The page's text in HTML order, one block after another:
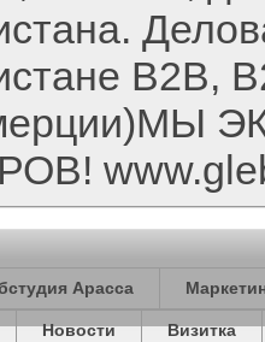
B2B,
Арасса
Новости Визитка